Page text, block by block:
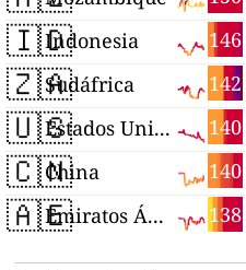
🇮🇩 146
Indonesia
🇿🇦 142
Sudáfrica
🇺🇸 140
Estados Unidos
🇨🇳 140
China
🇦🇪 138
Emiratos Árabes Unidos